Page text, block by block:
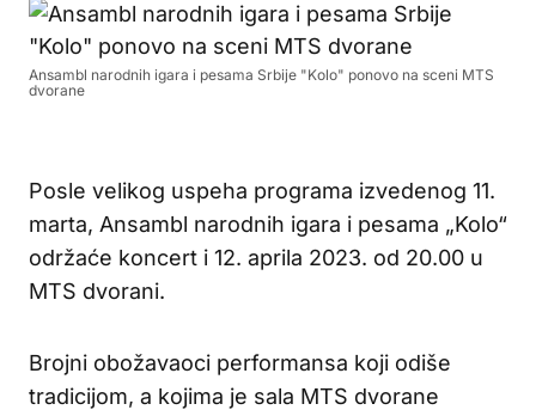
Ansambl narodnih igara i pesama Srbije "Kolo" ponovo na sceni MTS
dvorane
Posle velikog uspeha programa izvedenog 11.
marta, Ansambl narodnih igara i pesama „Kolo“
održaće koncert i 12. aprila 2023. od 20.00 u
MTS dvorani.
Brojni obožavaoci performansa koji odiše
tradicijom, a kojima je sala MTS dvorane